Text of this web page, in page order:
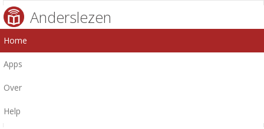
Anderslezen
Home
Apps
Over
Help